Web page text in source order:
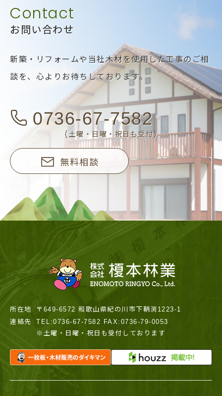
お問い合わせ
新築・リフォームや当社木材を使用した工事のご相
談を、 心よりお待ちしております。
0736-67-7582
(土曜・日曜・祝日も受付)
無料相談
所在地
〒649-6572 和歌山県紀の川市下鞆渕1223-1
連絡先
TEL:0736-67-7582 FAX:0736-79-0053
※土曜・日曜・祝日も受付しております